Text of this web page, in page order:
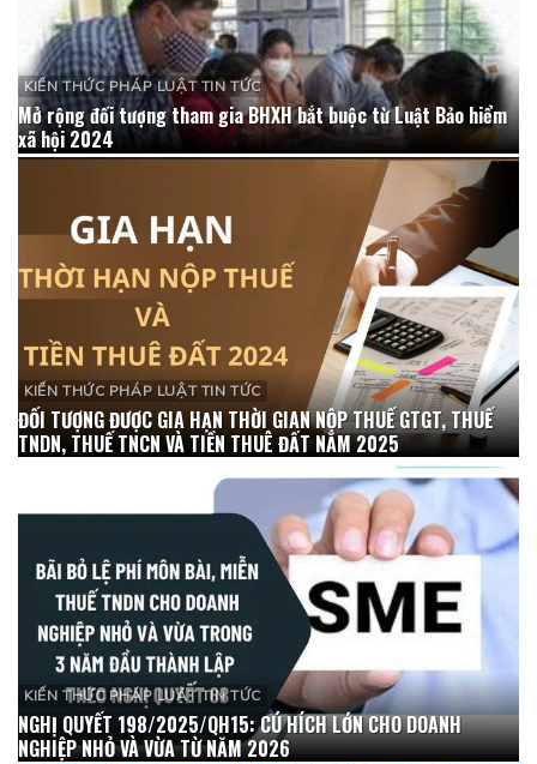
KIẾN THỨC PHÁP LUẬT TIN TỨC
Mở rộng đối tượng tham gia BHXH bắt buộc từ Luật Bảo hiểm
xã hội 2024
KIẾN THỨC PHÁP LUẬT TIN TỨC
ĐỐI TƯỢNG ĐƯỢC GIA HẠN THỜI GIAN NỘP THUẾ GTGT, THUẾ
TNDN, THUẾ TNCN VÀ TIỀN THUÊ ĐẤT NĂM 2025
KIẾN THỨC PHÁP LUẬT TIN TỨC
NGHỊ QUYẾT 198/2025/QH15: CÚ HÍCH LỚN CHO DOANH
NGHIỆP NHỎ VÀ VỪA TỪ NĂM 2026